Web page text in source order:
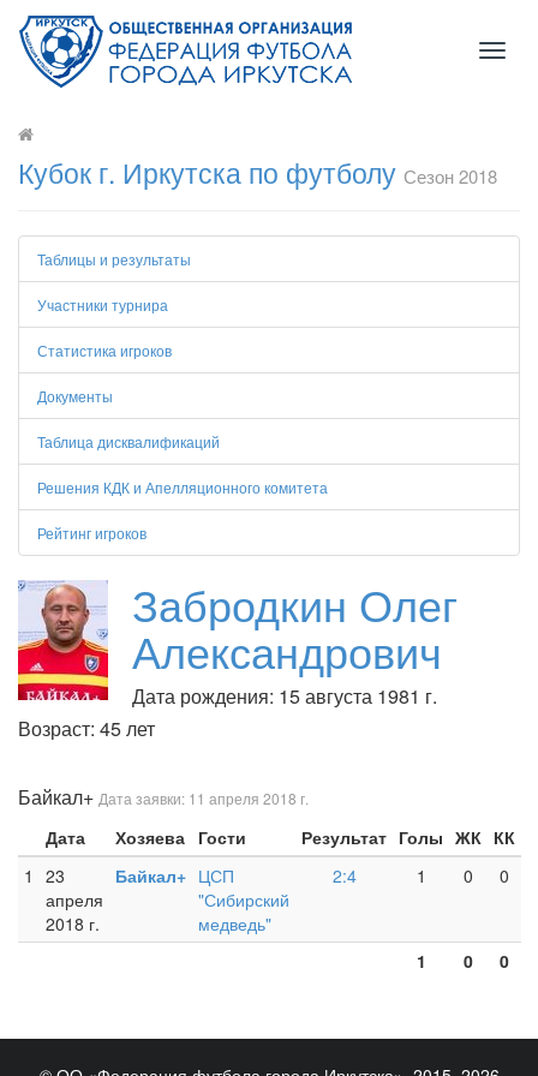
Кубок г. Иркутска по футболу Сезон 2018
Таблицы и результаты
Участники турнира
Статистика игроков
Документы
Таблица дисквалификаций
Решения КДК и Апелляционного комитета
Рейтинг игроков
Забродкин Олег
Александрович
Дата рождения: 15 августа 1981 г.
Возраст: 45 лет
Байкал+ Дата заявки: 11 апреля 2018 г.
Дата Хозяева Гости Результат Голы ЖК КК
1
23
апреля
2018 г.
Байкал+ ЦСП
"Сибирский
медведь"
2:4 1 0 0
1 0 0